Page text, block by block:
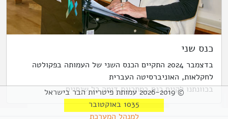
כנס שני
בדצמבר 2024 התקיים הכנס השני של העמותה בפקולטה
לחקלאות, האוניברסיטה העברית
בכוונתנו לקיים כנס במתכונת דומה כל שנתיים.
©
2019
-
2026עמותת פיטריות הבר בישראל
1035 באוקטובר
למנהל המערכת